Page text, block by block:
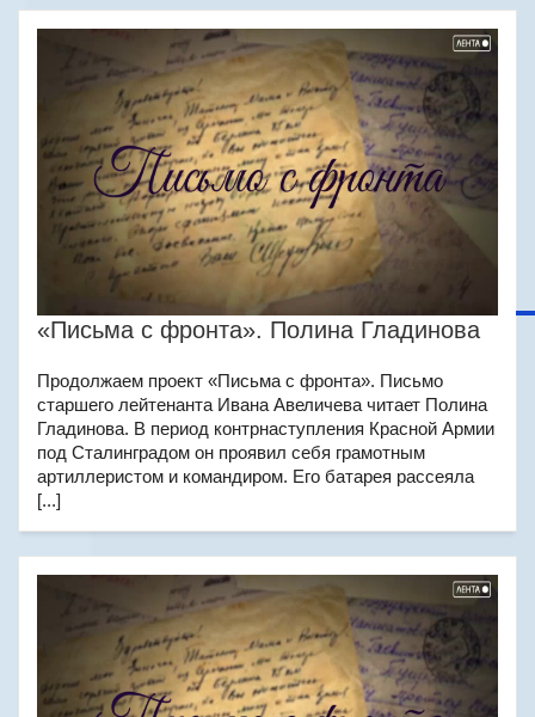
«Письма с фронта». Полина Гладинова
Продолжаем проект «Письма с фронта». Письмо
старшего лейтенанта Ивана Авеличева читает Полина
Гладинова. В период контрнаступления Красной Армии
под Сталинградом он проявил себя грамотным
артиллеристом и командиром. Его батарея рассеяла
[...]